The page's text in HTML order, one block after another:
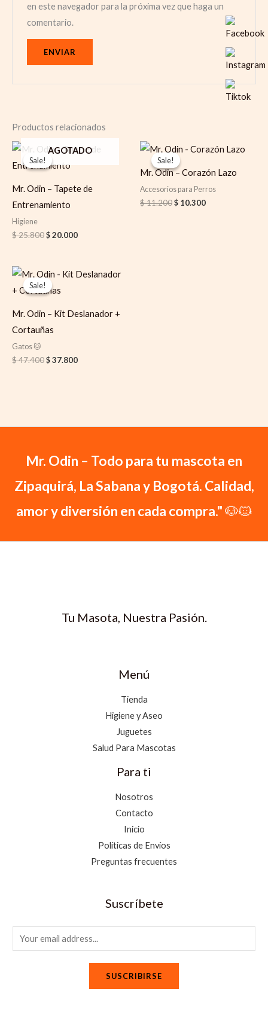
en este navegador para la próxima vez que haga un
comentario.
Productos relacionados
Sale!
AGOTADO
Sale!
Mr. Odin – Tapete de
Entrenamiento
Higiene
$25.800
Original
price
was:
$20.000
Current
price
is:
Sale!
Sale!
Mr. Odin – Corazón Lazo
Accesorios para Perros
$11.200
Original
price
was:
$ 11.200.
$ 10.300
Current
price
$ 10.300.
Sale!
Sale!
Mr. Odin – Kit Deslanador +
Cortauñas
Gatos 🐱
$47.400
Original
price
was:
$37.800
Current
price
Mr. Odin – Todo para tu mascota en
Zipaquirá, La Sabana y Bogotá. Calidad,
amor y diversión en cada compra."🐶🐱
Tu Masota, Nuestra Pasión.
Menú
Tienda
Higiene y Aseo
Juguetes
Salud Para Mascotas
Para ti
Nosotros
Contacto
Inicio
Políticas de Envíos
Preguntas frecuentes
Suscríbete
m
SUSCRIBIRSE